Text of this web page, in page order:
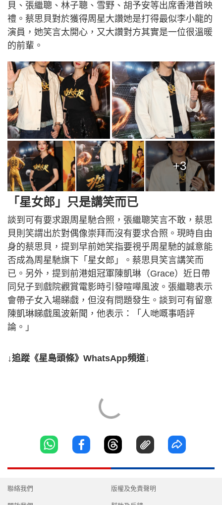
貝、張繼聰、林子聰、雪野、胡予安等出席香港首映
禮。蔡思貝對於獲得周星大讚她是打得最似李小龍的
演員，她笑言太開心，又大讚對方其實是一位很溫暖
的前輩。
+3
「星女郎」只是講笑而已
談到可有要求跟周星馳合照，張繼聰笑言不敢，蔡思
貝則笑謂出於對偶像崇拜而沒有要求合照。現時自由
身的蔡思貝，提到早前她笑指要視乎周星馳的誠意能
否成為周星馳旗下「星女郎」。蔡思貝笑言講笑而
已。另外，提到前港姐冠軍陳凱琳（Grace）近日帶
同兒子到戲院觀賞電影時引發喧嘩風波。張繼聰表示
會帶子女入場睇戲，但沒有問題發生。談到可有留意
陳凱琳睇戲風波新聞，他表示：「人哋嘅事唔評
論。」
↓追蹤《星島頭條》WhatsApp頻道↓
聯絡我們 版權及免責聲明